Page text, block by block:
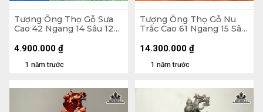
Tượng Ông Thọ Gỗ Sưa
Cao 42 Ngang 14 Sâu 12
1 năm trước
4.900.000 ₫
Tượng Ông Thọ Gỗ Nu
Trắc Cao 61 Ngang 15 Sâu
1 năm trước
14.300.000 ₫